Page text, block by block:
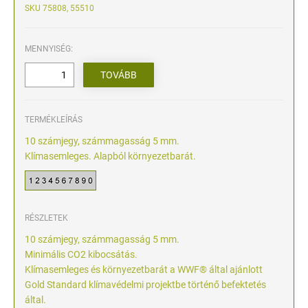
SKU 75808, 55510
MENNYISÉG:
TERMÉKLEÍRÁS
10 számjegy, számmagasság 5 mm.
Klímasemleges. Alapból környezetbarát.
RÉSZLETEK
10 számjegy, számmagasság 5 mm.
Minimális CO2 kibocsátás.
Klímasemleges és környezetbarát a WWF® által ajánlott
Gold Standard klímavédelmi projektbe történő befektetés
által.